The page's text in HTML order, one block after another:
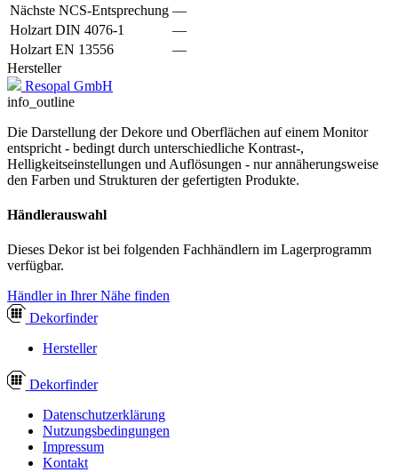
Nächste NCS-Entsprechung —
Holzart DIN 4076-1
—
Holzart EN 13556
—
Hersteller
Resopal GmbH
info_outline
Die Darstellung der Dekore und Oberflächen auf einem Monitor
entspricht - bedingt durch unterschiedliche Kontrast-,
Helligkeitseinstellungen und Auflösungen - nur annäherungsweise
den Farben und Strukturen der gefertigten Produkte.
Händlerauswahl
Dieses Dekor ist bei folgenden Fachhändlern im Lagerprogramm
verfügbar.
Händler in Ihrer Nähe finden
Dekorfinder
Hersteller
Dekorfinder
Datenschutzerklärung
Nutzungsbedingungen
Impressum
Kontakt